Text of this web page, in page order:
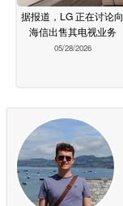
据报道，LG 正在讨论向
海信出售其电视业务
05/28/2026